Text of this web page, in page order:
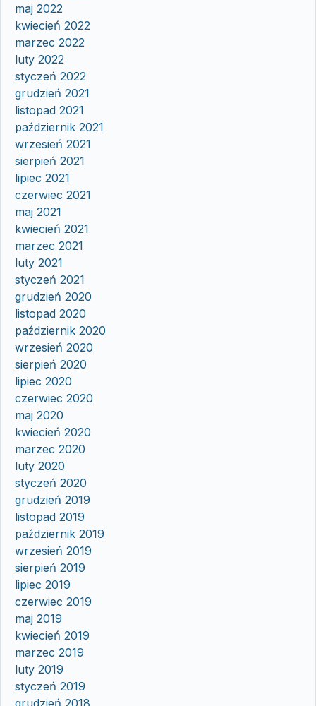
maj 2022
kwiecień 2022
marzec 2022
luty 2022
styczeń 2022
grudzień 2021
listopad 2021
październik 2021
wrzesień 2021
sierpień 2021
lipiec 2021
czerwiec 2021
maj 2021
kwiecień 2021
marzec 2021
luty 2021
styczeń 2021
grudzień 2020
listopad 2020
październik 2020
wrzesień 2020
sierpień 2020
lipiec 2020
czerwiec 2020
maj 2020
kwiecień 2020
marzec 2020
luty 2020
styczeń 2020
grudzień 2019
listopad 2019
październik 2019
wrzesień 2019
sierpień 2019
lipiec 2019
czerwiec 2019
maj 2019
kwiecień 2019
marzec 2019
luty 2019
styczeń 2019